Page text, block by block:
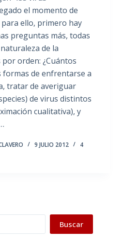
el momento de
ello, primero hay
preguntas más, todas
de la
por orden: ¿Cuántos
formas de enfrentarse a
tratar de averiguar
de virus distintos
cualitativa), y
9 JULIO 2012
4
Buscar